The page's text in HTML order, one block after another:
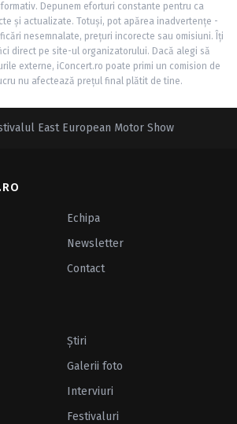
Depunem eforturi constante pentru ca
și actualizate. Totuși, pot apărea inadvertențe -
nesemnalate, prețuri incorecte sau omisiuni. Îți
direct pe site-ul organizatorului. Dacă alegi să
externe, iConcert.ro poate primi un comision de
nu afectează prețul final plătit de tine.
East European Motor Show
Echipa
Newsletter
Contact
Ştiri
Galerii foto
Interviuri
Festivaluri